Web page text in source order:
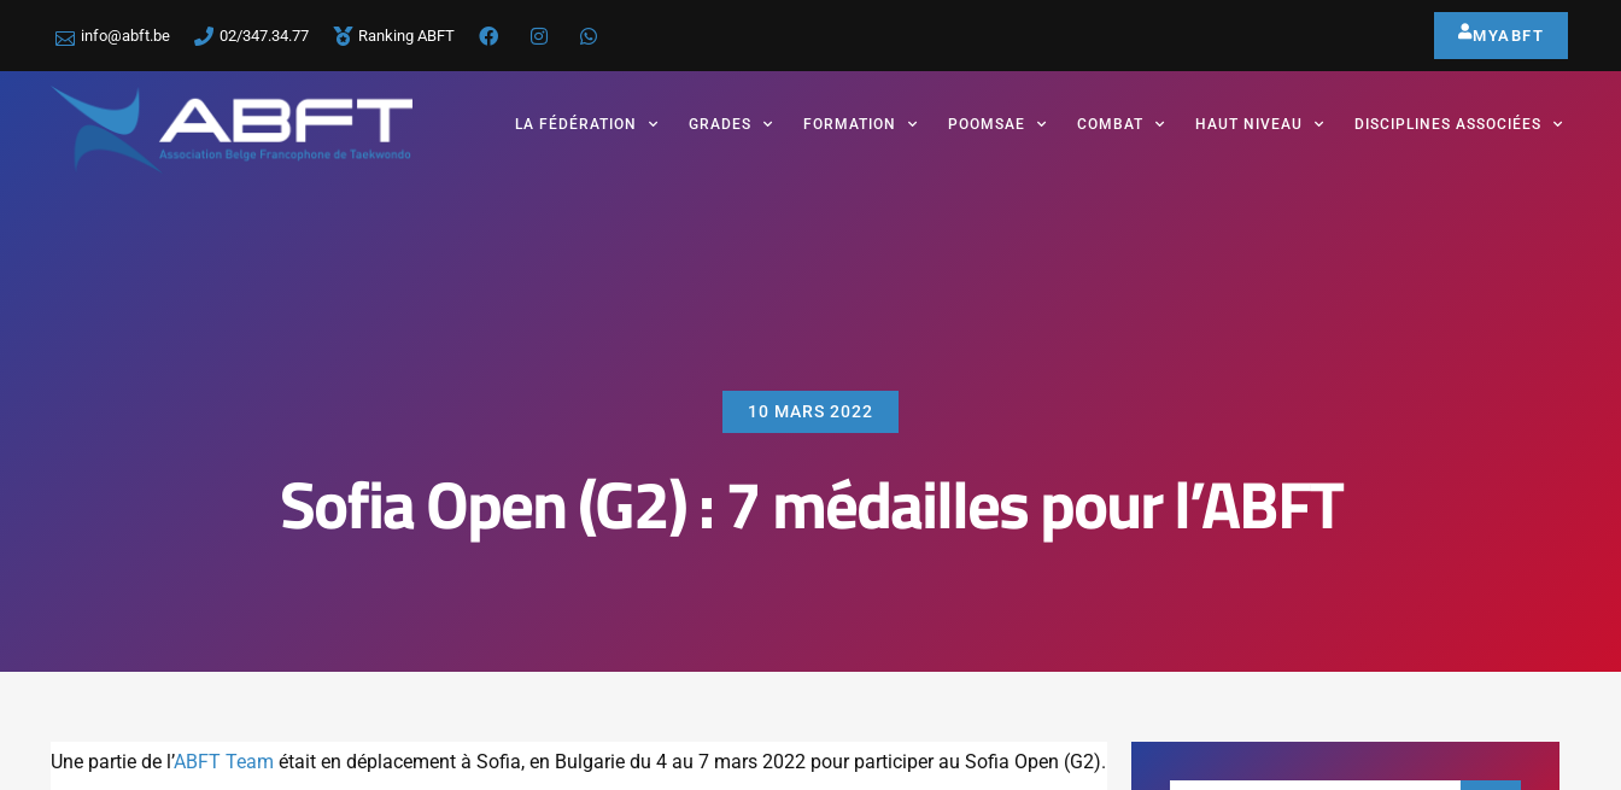
info@abft.be 02/347.34.77 Ranking ABFT MYABFT
LA FÉDÉRATION GRADES FORMATION POOMSAE COMBAT HAUT NIVEAU DISCIPLINES ASSOCIÉES
10 MARS 2022
Sofia Open (G2) : 7 médailles pour l’ABFT
Une partie de l’ABFT Team était en déplacement à Sofia, en Bulgarie du 4 au 7 mars 2022 pour participer au Sofia Open (G2).